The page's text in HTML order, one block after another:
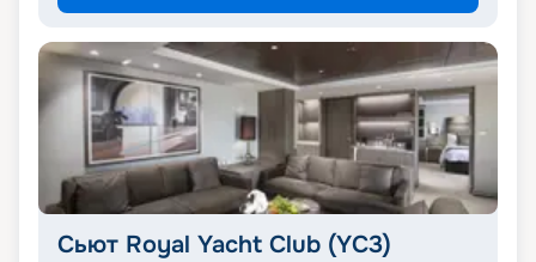
Сьют Royal Yacht Club (YC3)